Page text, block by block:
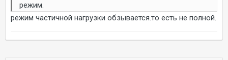
режим.
режим частичной нагрузки обзывается.то есть не полной.